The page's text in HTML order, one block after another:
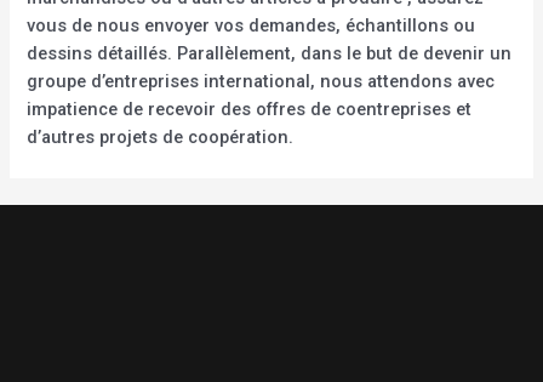
vous de nous envoyer vos demandes, échantillons ou
dessins détaillés. Parallèlement, dans le but de devenir un
groupe d’entreprises international, nous attendons avec
impatience de recevoir des offres de coentreprises et
d’autres projets de coopération.